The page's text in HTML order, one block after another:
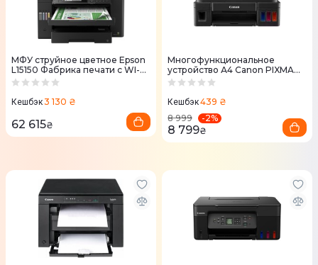
МФУ струйное цветное Epson
L15150 Фабрика печати c WI-FI
(C11CH72404)
Кешбэк3 130 ₴
62 615₴
Многофункциональное
устройство А4 Canon PIXMA
G2410 (2313C009)
Кешбэк439 ₴
8 999
-2%
8 799₴